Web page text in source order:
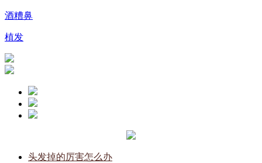
酒糟鼻
植发
头发掉的厉害怎么办